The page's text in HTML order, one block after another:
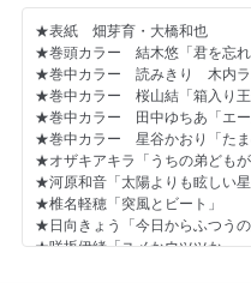
[ユメかウツツか]
咲坂伊緒
クリスマスの約束をしたふたり
が……!?
★MC『ユメかウツツか』5巻、3/
★本作品の発売を記念して
す。詳細は、こちらをご覧くだ
★同、アニメイト全店でメッセ
★同、喜久屋書店全店でイラス
★表紙 畑芽育・大橋和也
★巻頭カラー 結木悠「君を忘
★巻中カラー 読みきり 木内ラ
★巻中カラー 桜山結「箱入り
★巻中カラー 田中ゆちあ「エ
★巻中カラー 星谷かおり「た
★オザキアキラ「うちの弟ども
★河原和音「太陽よりも眩しい
★椎名軽穂「突風とビート」
★日向きょう「今日からふつう
★咲坂伊緒「ユメかウツツか」